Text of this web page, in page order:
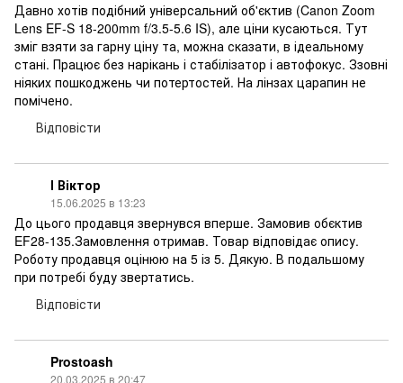
Давно хотів подібний універсальний об'єктив (Canon Zoom
Lens EF-S 18-200mm f/3.5-5.6 IS), але ціни кусаються. Тут
зміг взяти за гарну ціну та, можна сказати, в ідеальному
стані. Працює без нарікань і стабілізатор і автофокус. Ззовні
ніяких пошкоджень чи потертостей. На лінзах царапин не
помічено.
Відповісти
І Віктор
15.06.2025 в 13:23
До цього продавця звернувся вперше. Замовив обєктив
EF28-135.Замовлення отримав. Товар відповідає опису.
Роботу продавця оцінюю на 5 із 5. Дякую. В подальшому
при потребі буду звертатись.
Відповісти
Prostoash
20.03.2025 в 20:47